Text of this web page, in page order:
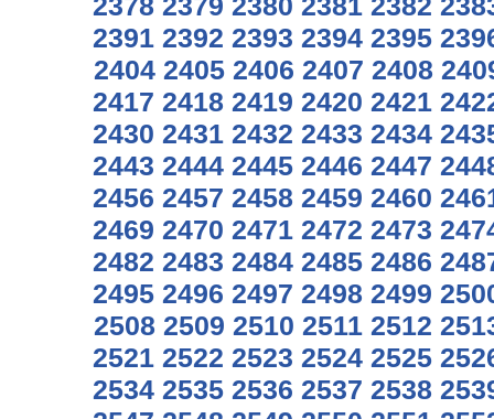
2391 2392 2393 2394 2395
2404 2405 2406 2407 2408
2417 2418 2419 2420 2421
2430 2431 2432 2433 2434
2443 2444 2445 2446 2447
2456 2457 2458 2459 2460
2469 2470 2471 2472 2473
2482 2483 2484 2485 2486
2495 2496 2497 2498 2499
2508 2509 2510 2511 2512
2521 2522 2523 2524 2525
2534 2535 2536 2537 2538